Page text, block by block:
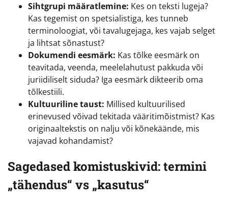
Sihtgrupi määratlemine: Kes on teksti lugeja?
Kas tegemist on spetsialistiga, kes tunneb
terminoloogiat, või tavalugejaga, kes vajab selget
ja lihtsat sõnastust?
Dokumendi eesmärk: Kas tõlke eesmärk on
teavitada, veenda, meelelahutust pakkuda või
juriidiliselt siduda? Iga eesmärk dikteerib oma
tõlkestiili.
Kultuuriline taust: Millised kultuurilised
erinevused võivad tekitada vääritimõistmist? Kas
originaaltekstis on nalju või kõnekäände, mis
vajavad kohandamist?
Sagedased komistuskivid: termini
„tähendus“ vs „kasutus“